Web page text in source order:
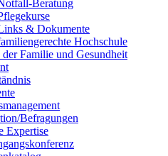
Beratung
& Dokumente
Hochschule
der Familie und Gesundheit
Befragungen
Expertise